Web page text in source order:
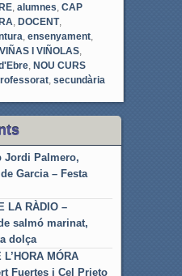
, alumnes CAP
DOCENT,
ensenyament,
I VIÑOLAS,
, NOU CURS
, secundària
Jordi Palmero,
Garcia – Festa
LA RÀDIO –
salmó marinat,
dolça
L’HORA MÓRA
Fuertes i Cel Prieto